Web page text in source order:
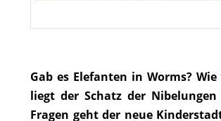
Gab es Elefanten in Worms?
liegt der Schatz der
Fragen geht der neue